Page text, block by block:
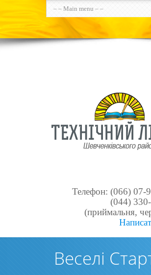
Телефон: (066) 07-
(044) 330-
(приймальня,
Веселі